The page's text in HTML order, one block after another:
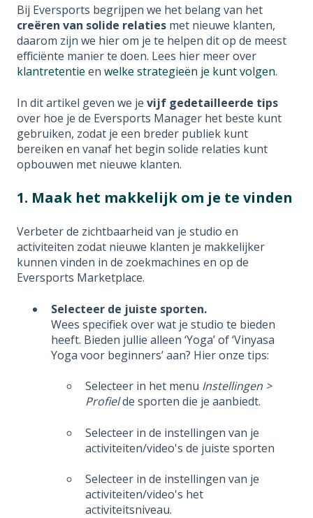
Bij Eversports begrijpen we het belang van het
creëren van solide relaties met nieuwe klanten,
daarom zijn we hier om je te helpen dit op de meest
efficiënte manier te doen. Lees hier meer over
klantretentie en welke strategieën je kunt volgen.
In dit artikel geven we je vijf gedetailleerde tips
over hoe je de Eversports Manager het beste kunt
gebruiken, zodat je een breder publiek kunt
bereiken en vanaf het begin solide relaties kunt
opbouwen met nieuwe klanten.
1. Maak het makkelijk om je te vinden
Verbeter de zichtbaarheid van je studio en
activiteiten zodat nieuwe klanten je makkelijker
kunnen vinden in de zoekmachines en op de
Eversports Marketplace.
Selecteer de juiste sporten.
Wees specifiek over wat je studio te bieden
heeft. Bieden jullie alleen ‘Yoga’ of ‘Vinyasa
Yoga voor beginners’ aan? Hier onze tips:
Selecteer in het menu Instellingen >
Profielde sporten die je aanbiedt.
Selecteer in de instellingen van je
activiteiten/video's de juiste sporten
Selecteer in de instellingen van je
activiteiten/video's het
activiteitsniveau.